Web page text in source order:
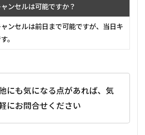
ンセルは可能ですか？
ャンセルは前日まで可能ですが、当日キ
。
にも気になる点があれば、気
にお問合せください